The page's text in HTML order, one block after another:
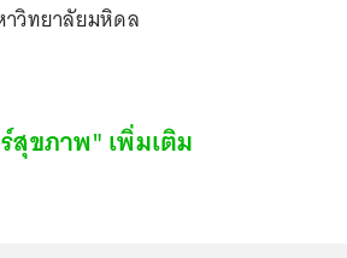
วิทยาลัยมหิดล
ขภาพ" เพิ่มเติม